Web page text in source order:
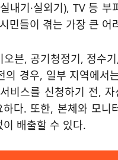
내기·실외기), TV 등
민들이 겪는 가장 큰
븐, 공기청정기, 정수
의 경우, 일부 지역에
비스를 신청하기 전,
다. 또한, 본체와 모
배출할 수 있다.